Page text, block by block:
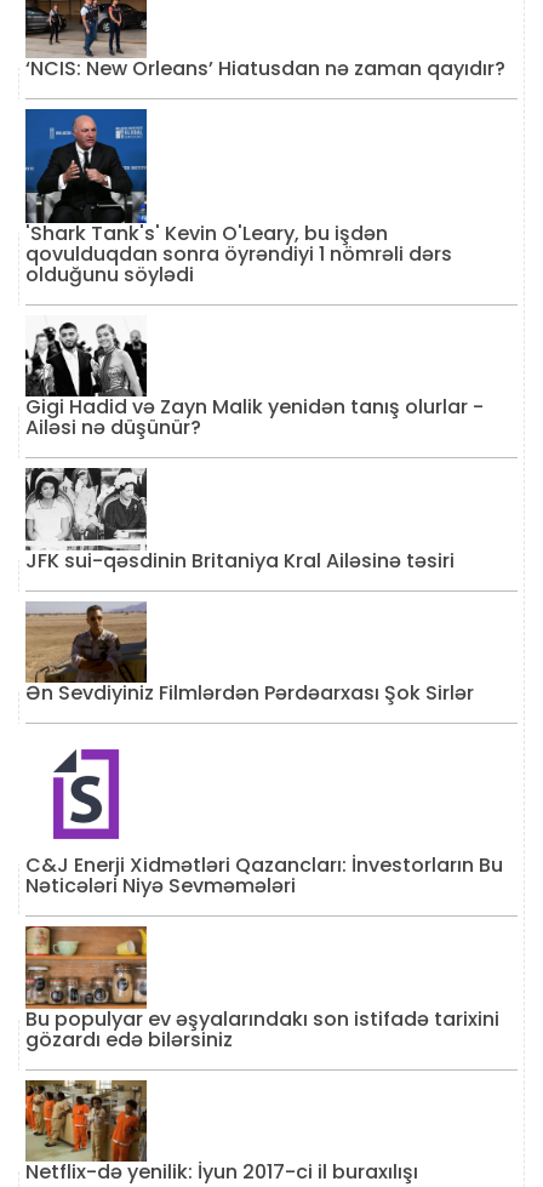
‘NCIS: New Orleans’ Hiatusdan nə zaman qayıdır?
'Shark Tank's' Kevin O'Leary, bu işdən
qovulduqdan sonra öyrəndiyi 1 nömrəli dərs
olduğunu söylədi
Gigi Hadid və Zayn Malik yenidən tanış olurlar -
Ailəsi nə düşünür?
JFK sui-qəsdinin Britaniya Kral Ailəsinə təsiri
Ən Sevdiyiniz Filmlərdən Pərdəarxası Şok Sirlər
C&J Enerji Xidmətləri Qazancları: İnvestorların Bu
Nəticələri Niyə Sevməmələri
Bu populyar ev əşyalarındakı son istifadə tarixini
gözardı edə bilərsiniz
Netflix-də yenilik: İyun 2017-ci il buraxılışı